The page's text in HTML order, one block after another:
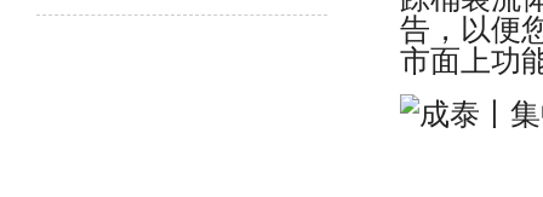
告，以便
市面上功